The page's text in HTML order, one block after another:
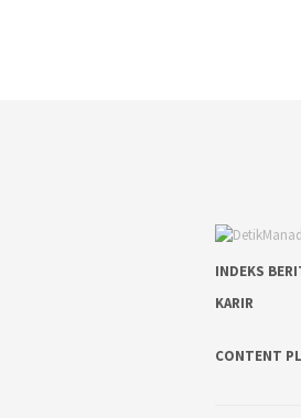
INDEKS
KARIR
CONTENT